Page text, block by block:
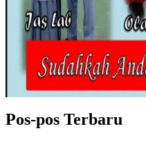
Pos-pos Terbaru